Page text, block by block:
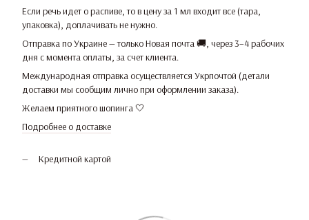
Если речь идет о распиве, то в цену за 1 мл входит все (тара,
упаковка), доплачивать не нужно.
Отправка по Украине — только Новая почта 🚚, через 3–4 рабочих
дня с момента оплаты, за счет клиента.
Международная отправка осуществляется Укрпочтой (детали
доставки мы сообщим лично при оформлении заказа).
Желаем приятного шопинга 🤍
Подробнее о доставке
Кредитной картой